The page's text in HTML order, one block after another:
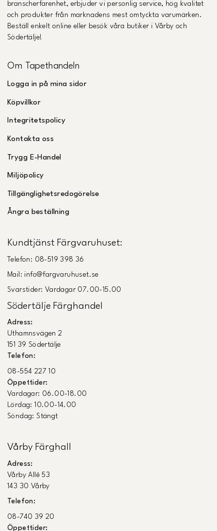
branscherfarenhet, erbjuder vi personlig service, hög kvalitet
och produkter från marknadens mest omtyckta varumärken.
Beställ enkelt online eller besök våra butiker i Vårby och
Södertälje!
Om Tapethandeln
Logga in på mina sidor
Köpvillkor
Integritetspolicy
Kontakta oss
Trygg E-Handel
Miljöpolicy
Tillgänglighetsredogörelse
Ångra beställning
Kundtjänst Färgvaruhuset:
Telefon: 08-519 398 36
Mail: info@fargvaruhuset.se
Svarstider: Vardagar 07.00-15.00
Södertälje Färghandel
Adress:
Uthamnsvägen 2
151 39 Södertälje
Telefon:
08-554 227 10
Öppettider:
Vardagar: 06.00-18.00
Lördag: 10.00-14.00
Söndag: Stängt
Vårby Färghall
Adress:
Vårby Allé 53
143 30 Vårby
Telefon:
08-740 39 20
Öppettider: